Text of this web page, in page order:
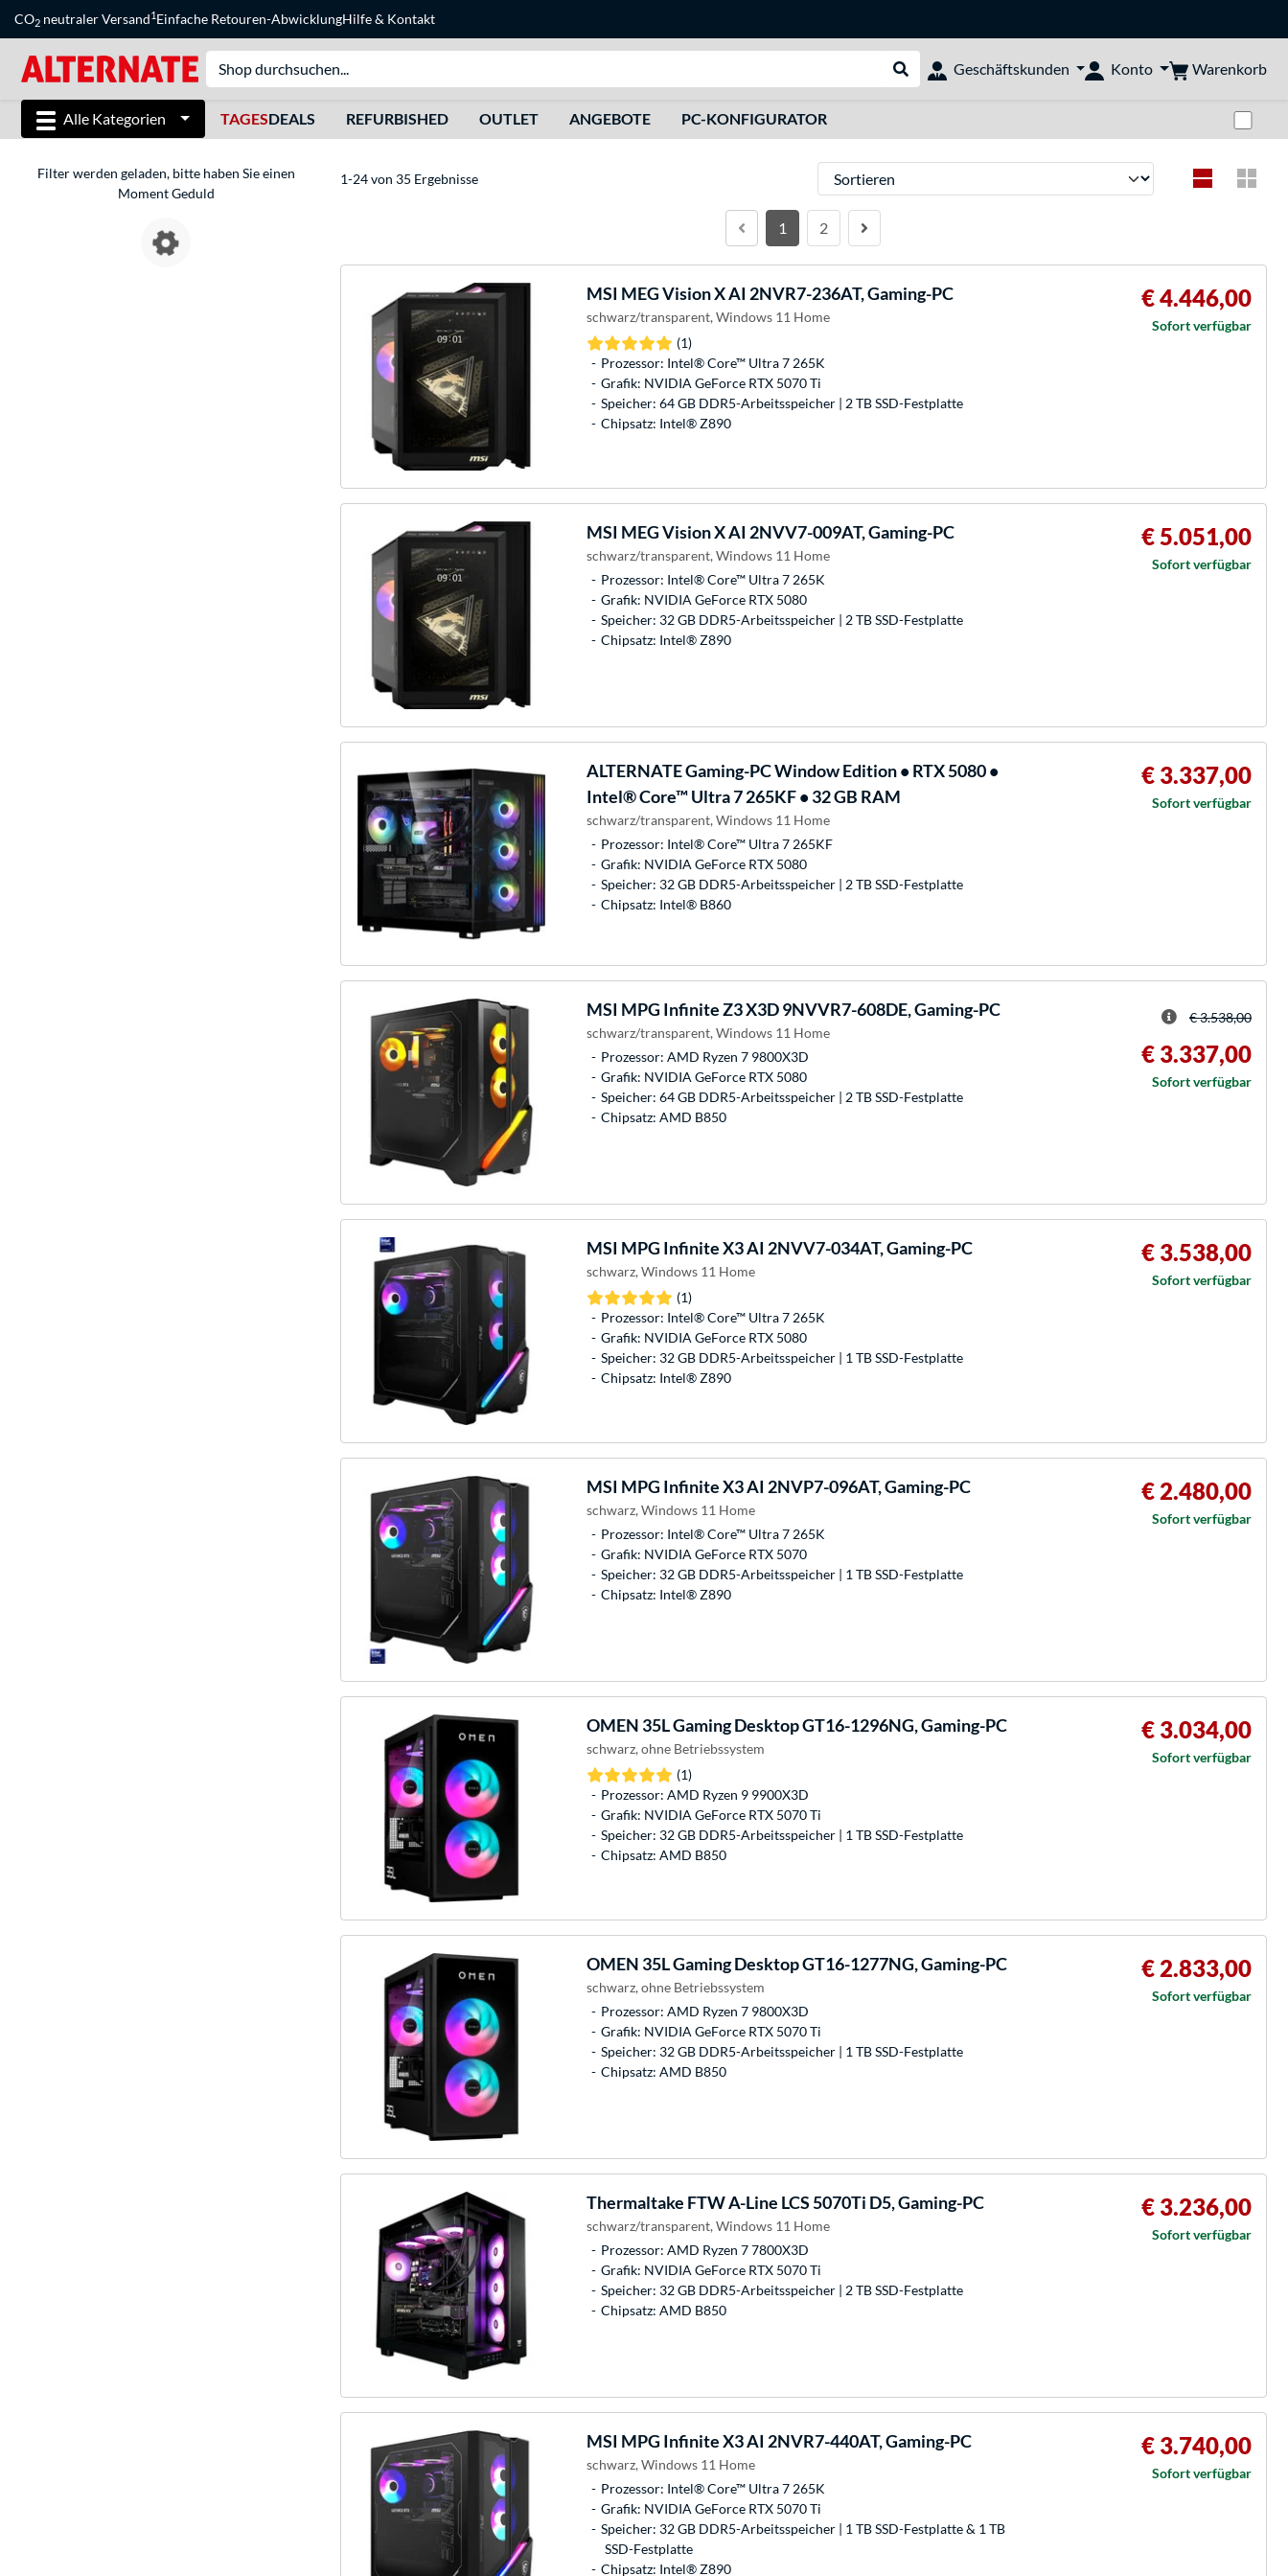
CO2 neutraler Versand1Einfache Retouren-AbwicklungHilfe& Kontakt
Suche durchführen
Geschäftskunden Konto Warenkorb
Alle Kategorien TAGESDEALS REFURBISHED OUTLET ANGEBOTE PC-KONFIGURATOR
Filter werden geladen, bitte haben Sie einen
Moment Geduld
1-24 von 35 Ergebnisse Sortieren
1 2
MSI MEG Vision X AI 2NVR7-236AT, Gaming-PC
schwarz/transparent, Windows 11 Home
(1)
Prozessor: Intel® Core™ Ultra 7 265K
Grafik: NVIDIA GeForce RTX 5070 Ti
Speicher: 64 GB DDR5-Arbeitsspeicher | 2 TB SSD-Festplatte
Chipsatz: Intel® Z890
€ 4.446,00
Sofort verfügbar
MSI MEG Vision X AI 2NVV7-009AT, Gaming-PC
schwarz/transparent, Windows 11 Home
Prozessor: Intel® Core™ Ultra 7 265K
Grafik: NVIDIA GeForce RTX 5080
Speicher: 32 GB DDR5-Arbeitsspeicher | 2 TB SSD-Festplatte
Chipsatz: Intel® Z890
€ 5.051,00
Sofort verfügbar
ALTERNATEGaming-PC Window Edition • RTX 5080 •
Intel® Core™ Ultra 7 265KF • 32 GB RAM
schwarz/transparent, Windows 11 Home
Prozessor: Intel® Core™ Ultra 7 265KF
Grafik: NVIDIA GeForce RTX 5080
Speicher: 32 GB DDR5-Arbeitsspeicher | 2 TB SSD-Festplatte
Chipsatz: Intel® B860
€ 3.337,00
Sofort verfügbar
MSI MPG Infinite Z3 X3D 9NVVR7-608DE, Gaming-PC
schwarz/transparent, Windows 11 Home
Prozessor: AMD Ryzen 7 9800X3D
Grafik: NVIDIA GeForce RTX 5080
Speicher: 64 GB DDR5-Arbeitsspeicher | 2 TB SSD-Festplatte
Chipsatz: AMD B850
€ 3.538,00
€ 3.337,00
Sofort verfügbar
MSI MPG Infinite X3 AI 2NVV7-034AT, Gaming-PC
schwarz, Windows 11 Home
(1)
Prozessor: Intel® Core™ Ultra 7 265K
Grafik: NVIDIA GeForce RTX 5080
Speicher: 32 GB DDR5-Arbeitsspeicher | 1 TB SSD-Festplatte
Chipsatz: Intel® Z890
€ 3.538,00
Sofort verfügbar
MSI MPG Infinite X3 AI 2NVP7-096AT, Gaming-PC
schwarz, Windows 11 Home
Prozessor: Intel® Core™ Ultra 7 265K
Grafik: NVIDIA GeForce RTX 5070
Speicher: 32 GB DDR5-Arbeitsspeicher | 1 TB SSD-Festplatte
Chipsatz: Intel® Z890
€ 2.480,00
Sofort verfügbar
OMEN 35L Gaming Desktop GT16-1296NG, Gaming-PC
schwarz, ohne Betriebssystem
(1)
Prozessor: AMD Ryzen 9 9900X3D
Grafik: NVIDIA GeForce RTX 5070 Ti
Speicher: 32 GB DDR5-Arbeitsspeicher | 1 TB SSD-Festplatte
Chipsatz: AMD B850
€ 3.034,00
Sofort verfügbar
OMEN 35L Gaming Desktop GT16-1277NG, Gaming-PC
schwarz, ohne Betriebssystem
Prozessor: AMD Ryzen 7 9800X3D
Grafik: NVIDIA GeForce RTX 5070 Ti
Speicher: 32 GB DDR5-Arbeitsspeicher | 1 TB SSD-Festplatte
Chipsatz: AMD B850
€ 2.833,00
Sofort verfügbar
Thermaltake FTW A-Line LCS 5070Ti D5, Gaming-PC
schwarz/transparent, Windows 11 Home
Prozessor: AMD Ryzen 7 7800X3D
Grafik: NVIDIA GeForce RTX 5070 Ti
Speicher: 32 GB DDR5-Arbeitsspeicher | 2 TB SSD-Festplatte
Chipsatz: AMD B850
€ 3.236,00
Sofort verfügbar
MSI MPG Infinite X3 AI 2NVR7-440AT, Gaming-PC
schwarz, Windows 11 Home
Prozessor: Intel® Core™ Ultra 7 265K
Grafik: NVIDIA GeForce RTX 5070 Ti
Speicher: 32 GB DDR5-Arbeitsspeicher | 1 TB SSD-Festplatte & 1 TB
SSD-Festplatte
Chipsatz: Intel® Z890
€ 3.740,00
Sofort verfügbar